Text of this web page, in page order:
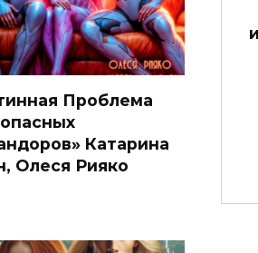
Проблема
Катарина
Олеся Рияко